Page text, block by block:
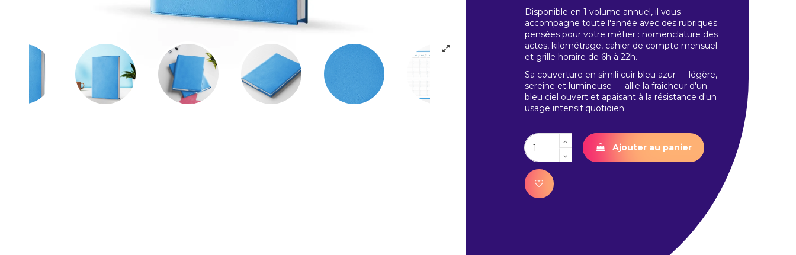
Disponible en 1 volume annuel, il vous
accompagne toute l'année avec des rubriques
pensées pour votre métier : nomenclature des
actes, kilométrage, cahier de compte mensuel
et grille horaire de 6h à 22h.
Sa couverture en simili cuir bleu azur — légère,
sereine et lumineuse — allie la fraîcheur d'un
bleu ciel ouvert et apaisant à la résistance d'un
usage intensif quotidien.
Ajouter au panier